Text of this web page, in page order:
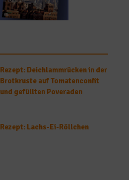
Rezept: Deichlammrücken in der
Brotkruste auf Tomatenconfit
und gefüllten Poveraden
Rezept: Lachs-Ei-Röllchen